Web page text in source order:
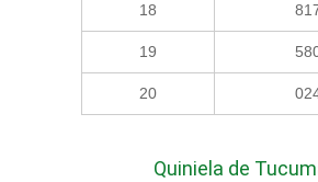
18
19
20
Quiniela de